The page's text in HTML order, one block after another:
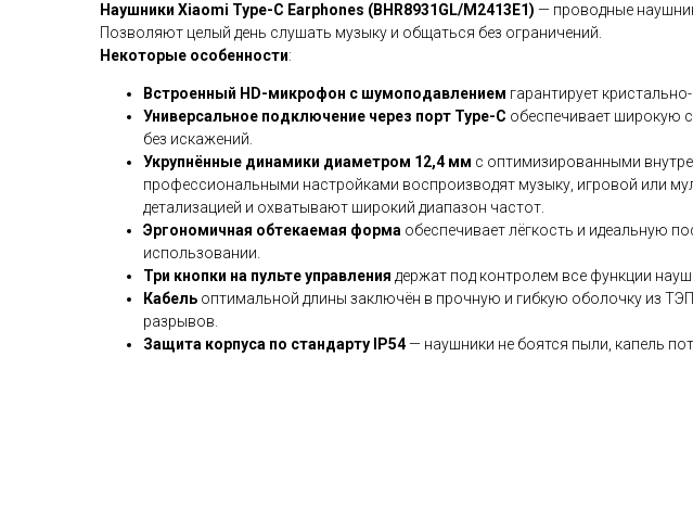
Наушники Xiaomi Type-C Earphones (BHR8931GL/M2413E1) — проводные
Позволяют целый день слушать музыку и общаться без ограничений.
Некоторые особенности:
Встроенный HD-микрофон с шумоподавлением гарантирует
Универсальное подключение через порт Type-C обеспечивает широкую
без искажений.
Укрупнённые динамики диаметром 12,4 мм с оптимизированными
профессиональными настройками воспроизводят музыку, игровой или
детализацией и охватывают широкий диапазон частот.
Эргономичная обтекаемая форма обеспечивает лёгкость и идеальную
использовании.
Три кнопки на пульте управления держат под контролем все функции
Кабель оптимальной длины заключён в прочную и гибкую оболочку из
разрывов.
Защита корпуса по стандарту IP54— наушники не боятся пыли, капель